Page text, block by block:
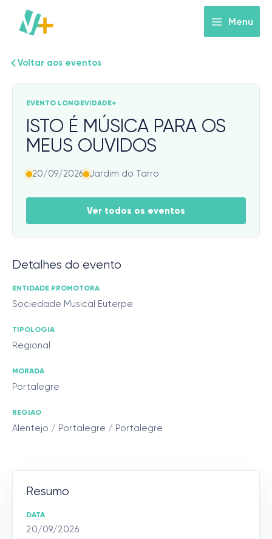
content
Menu
Voltar aos eventos
EVENTO LONGEVIDADE+
ISTO É MÚSICA PARA OS
MEUS OUVIDOS
20/09/2026 Jardim do Tarro
Ver todos os eventos
Detalhes do evento
ENTIDADE PROMOTORA
Sociedade Musical Euterpe
TIPOLOGIA
Regional
MORADA
Portalegre
REGIAO
Alentejo / Portalegre / Portalegre
Resumo
DATA
20/09/2026